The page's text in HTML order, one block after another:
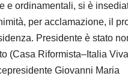
e ordinamentali, si è
per acclamazione, il
Presidente è stato
(Casa Riformista–Italia
Giovanni Maria